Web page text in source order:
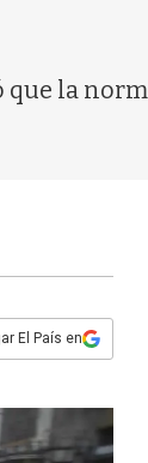
la
El País en